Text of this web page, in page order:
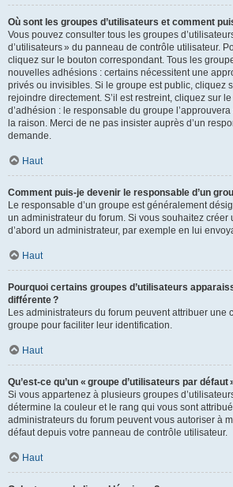
Où sont les groupes d’utilisateurs et comment
Vous pouvez consulter tous les groupes
d’utilisateurs » du panneau de contrôle utilisateur.
cliquez sur le bouton correspondant. Tous les
nouvelles adhésions : certains nécessitent une
privés ou invisibles. Si le groupe est public, cliquez
rejoindre directement. S’il est restreint, cliquez sur
d’adhésion : le responsable du groupe
la raison. Merci de ne pas insister auprès d’un
demande.
Haut
Comment puis-je devenir le responsable d’un
Le responsable d’un groupe est généralement
un administrateur du forum. Si vous souhaitez créer
d’abord un administrateur, par exemple en lui
Haut
Pourquoi certains groupes d’utilisateurs
différente ?
Les administrateurs du forum peuvent attribuer une
groupe pour faciliter leur identification.
Haut
Qu’est-ce qu’un « groupe d’utilisateurs par défaut
Si vous appartenez à plusieurs groupes
détermine la couleur et le rang qui vous sont
administrateurs du forum peuvent vous autoriser à
défaut depuis votre panneau de contrôle utilisateur.
Haut